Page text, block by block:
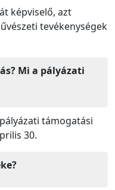
képviselő, azt
tevékenységek
Mi a pályázati
támogatási
30.